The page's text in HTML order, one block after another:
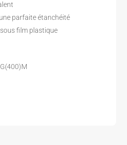
parfaite étanchéité
film plastique